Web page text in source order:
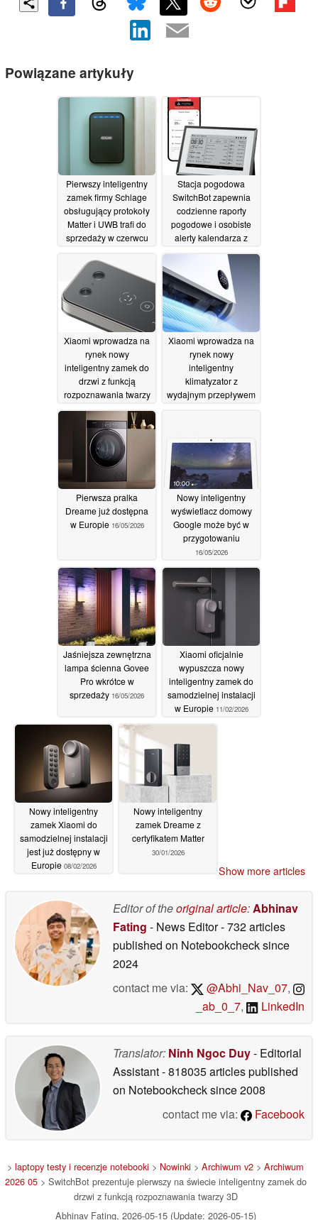
Powiązane artykuły
Pierwszy inteligentny
zamek firmy Schlage
obsługujący protokoły
Matter i UWB trafi do
sprzedaży w czerwcu
dolarów17/06/2026
Stacja pogodowa
SwitchBot zapewnia
codzienne raporty
pogodowe i osobiste
alerty kalendarza z
inteligentnym
sterowaniem domem
03/06/2026
Xiaomi wprowadza na
rynek nowy
inteligentny zamek do
drzwi z funkcją
rozpoznawania twarzy
16/05/2026
Xiaomi wprowadza na
rynek nowy
inteligentny
klimatyzator z
wydajnym przepływem
Pierwsza pralka
Dreame już dostępna
w Europie 16/05/2026
Nowy inteligentny
wyświetlacz domowy
Google może być w
przygotowaniu
16/05/2026
Jaśniejsza zewnętrzna
lampa ścienna Govee
Pro wkrótce w
sprzedaży 16/05/2026
Xiaomi oficjalnie
wypuszcza nowy
inteligentny zamek do
samodzielnej instalacji
w Europie 11/02/2026
Nowy inteligentny
zamek Xiaomi do
samodzielnej instalacji
jest już dostępny w
Europie 08/02/2026
Nowy inteligentny
zamek Dreame z
certyfikatem Matter
30/01/2026
Show more articles
Editor of theoriginal article:Abhinav
Fating - News Editor- 732 articles
published on Notebookchecksince
2024
contact me via:
@Abhi_Nav_07,
_ab_0_7, LinkedIn
Translator: Ninh Ngoc Duy- Editorial
Assistant- 818035 articles published
on Notebookchecksince 2008
contact me via:
Facebook
> laptopy testy i recenzje notebooki > Nowinki > Archiwum v2 > Archiwum
2026 05> SwitchBot prezentuje pierwszy na świecie inteligentny zamek do
drzwi z funkcją rozpoznawania twarzy 3D
Abhinav Fating, 2026-05-15 (Update: 2026-05-15)